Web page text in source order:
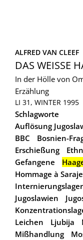
ALFRED VAN CLEEF
DAS WEISSE
In der Hölle von
Erzählung
LI 31, WINTER 1995
Schlagworte
Auflösung
BBC
Bosnien-
Erschießung
Gefangene
Hommage à
Internierungslager
Jugoslawien
Leichen
Ljubija
Mißhandlung